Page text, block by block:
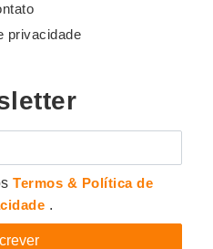
privacidade
Termos & Política de
.